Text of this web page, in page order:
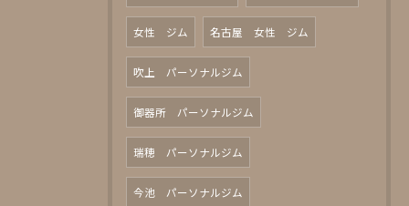
女性 ジム 名古屋 女性 ジム
吹上 パーソナルジム
御器所 パーソナルジム
瑞穂 パーソナルジム
今池 パーソナルジム